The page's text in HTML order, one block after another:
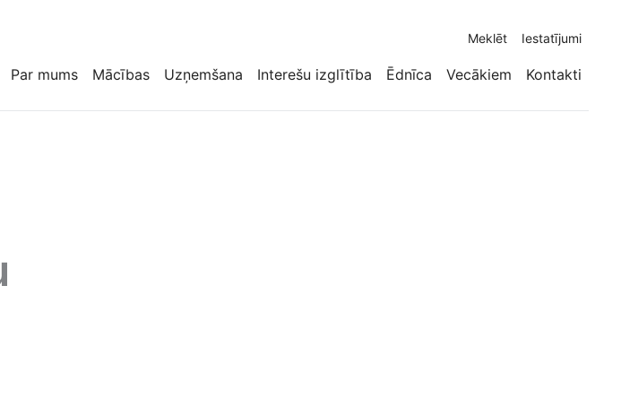
Meklēt Iestatījumi
Par mums Mācības Uzņemšana Interešu izglītība Ēdnīca Vecākiem Kontakti